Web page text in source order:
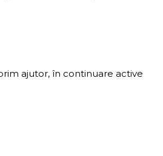
ajutor, în continuare active